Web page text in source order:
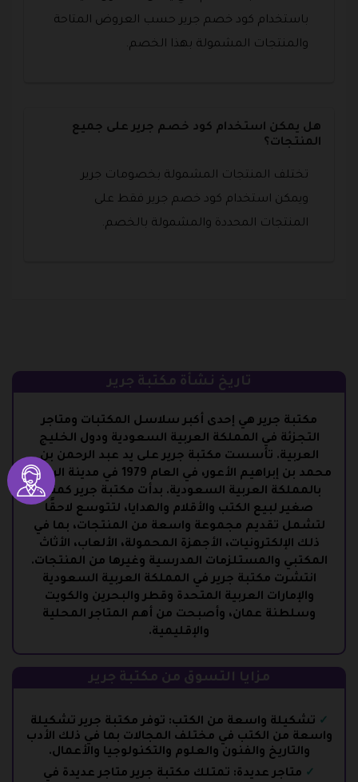
باستخدام كود خصم جرير حسب العروض المتاحة
والمنتجات المشمولة بهذا الخصم.
هل يمكن استخدام كود خصم جرير على جميع
المنتجات؟
تختلف المنتجات المشمولة بخصومات جرير
ويمكن استخدام كود خصم جرير فقط على
المنتجات المحددة والمشمولة بالخصم.
تاريخ نشأة مكتبة جرير
مكتبة جرير هي إحدى أكبر سلاسل المكتبات ومتاجر
التجزئة في المملكة العربية السعودية ودول الخليج
العربية. تأسست مكتبة جرير على يد عبد الرحمن بن
محمد بن إبراهيم الأعور، في العام 1979 في مدينة الرياض
بالمملكة العربية السعودية. بدأت مكتبة جرير كمتجر
صغير لبيع الكتب والأقلام والهدايا، لتتوسع لاحقًا
لتشمل تقديم مجموعة واسعة من المنتجات، بما في
ذلك الإلكترونيات، الأجهزة المحمولة، الألعاب، الأثاث
المكتبي والمستلزمات المدرسية وغيرها من المنتجات.
انتشرت مكتبة جرير في المملكة العربية السعودية
والإمارات العربية المتحدة وقطر والبحرين والكويت
وسلطنة عمان، وأصبحت من أهم المتاجر المحلية
والإقليمية.
مزايا التسوق من مكتبة جرير
تشكيلة واسعة من الكتب: توفر مكتبة جرير تشكيلة
واسعة من الكتب في مختلف المجالات بما في ذلك الأدب
والتاريخ والفنون والعلوم والتكنولوجيا والأعمال.
متاجر عديدة: تمتلك مكتبة جرير متاجر عديدة في